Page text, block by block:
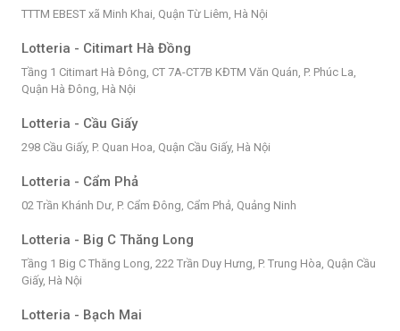
TTTM EBEST xã Minh Khai, Quận Từ Liêm, Hà Nội
Lotteria - Citimart Hà Đồng
Tầng 1 Citimart Hà Đông, CT 7A-CT7B KĐTM Văn Quán, P. Phúc La,
Quận Hà Đông, Hà Nội
Lotteria - Cầu Giấy
298 Cầu Giấy, P. Quan Hoa, Quận Cầu Giấy, Hà Nội
Lotteria - Cẩm Phả
02 Trần Khánh Dư, P. Cẩm Đông, Cẩm Phả, Quảng Ninh
Lotteria - Big C Thăng Long
Tầng 1 Big C Thăng Long, 222 Trần Duy Hưng, P. Trung Hòa, Quận Cầu
Giấy, Hà Nội
Lotteria - Bạch Mai